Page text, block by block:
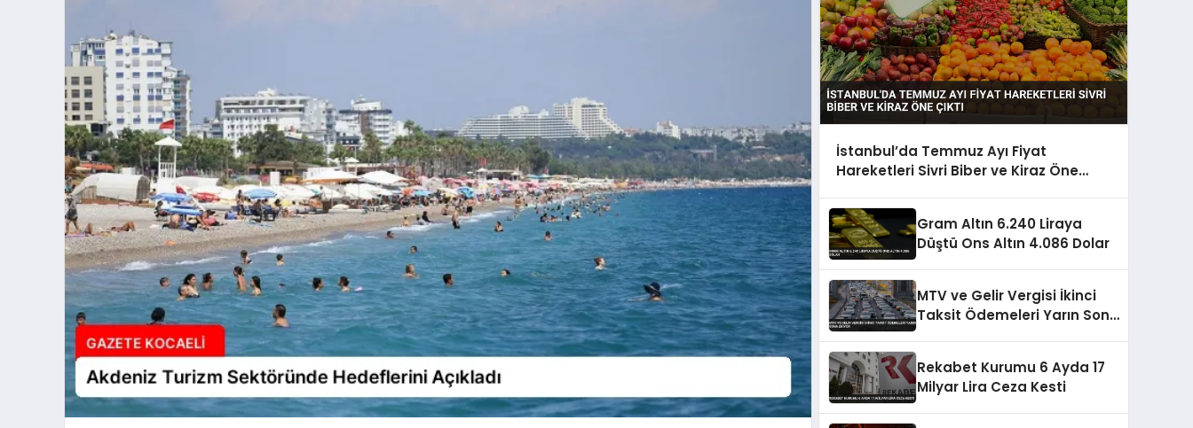
İstanbul’da Temmuz Ayı Fiyat
Hareketleri Sivri Biber ve Kiraz Öne
Gram Altın 6.240 Liraya
Düştü Ons Altın 4.086 Dolar
MTV ve Gelir Vergisi İkinci
Taksit Ödemeleri Yarın Sona
Rekabet Kurumu 6 Ayda 17
Milyar Lira Ceza Kesti